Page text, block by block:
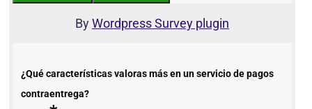
ByWordpress Survey plugin
¿Qué características valoras más en un servicio de pagos
contraentrega?